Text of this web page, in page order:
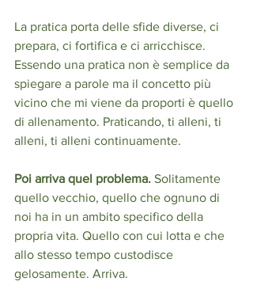
La pratica porta delle sfide diverse, ci
prepara, ci fortifica e ci arricchisce.
Essendo una pratica non è semplice da
spiegare a parole ma il concetto più
vicino che mi viene da proporti è quello
di allenamento. Praticando, ti alleni, ti
alleni, ti alleni continuamente.
Poi arriva quel problema. Solitamente
quello vecchio, quello che ognuno di
noi ha in un ambito specifico della
propria vita. Quello con cui lotta e che
allo stesso tempo custodisce
gelosamente. Arriva.